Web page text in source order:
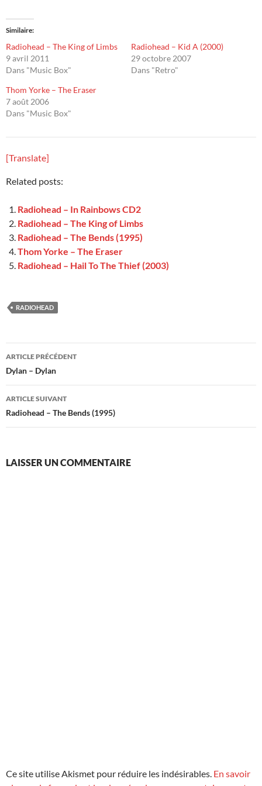
Similaire
Radiohead – The King of Limbs
9 avril 2011
Dans "Music Box"
Radiohead – Kid A (2000)
29 octobre 2007
Dans "Retro"
Thom Yorke – The Eraser
7 août 2006
Dans "Music Box"
[Translate]
Related posts:
Radiohead – In Rainbows CD2
Radiohead – The King of Limbs
Radiohead – The Bends (1995)
Thom Yorke – The Eraser
Radiohead – Hail To The Thief (2003)
RADIOHEAD
Navigation
des
articles
ARTICLE PRÉCÉDENT
Dylan – Dylan
ARTICLE SUIVANT
Radiohead – The Bends (1995)
LAISSER UN COMMENTAIRE
Ce site utilise Akismet pour réduire les indésirables. En savoir